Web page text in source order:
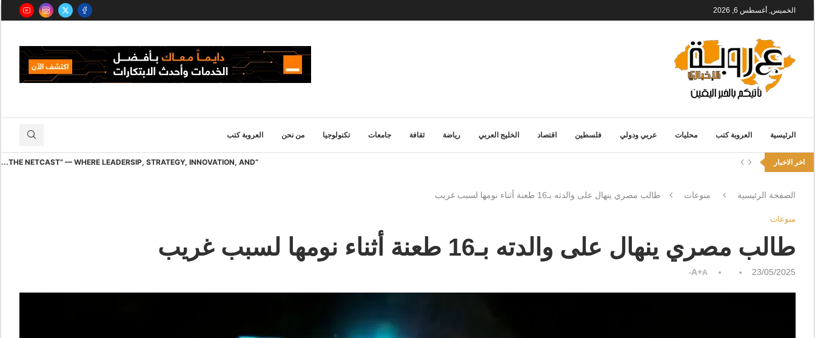
الخميس, أغسطس 6, 2026
الرئيسية العروبة كتب محليات عربي ودولي فلسطين اقتصاد الخليج العربي رياضة ثقافة جامعات تكنولوجيا من نحن العروبة كتب
اخر الاخبار “THE NETCAST” — WHERE LEADERSIP, STRATEGY, INNOVATION, AND...
الصفحة الرئيسية منوعات طالب مصري ينهال على والدته بـ16 طعنة أثناء نومها لسبب غريب
منوعات
طالب مصري ينهال على والدته بـ16 طعنة أثناء نومها لسبب غريب
23/05/2025
A+A-